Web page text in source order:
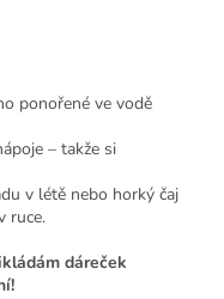
ponořené ve vodě
– takže si
v létě nebo horký čaj
ruce.
dáreček